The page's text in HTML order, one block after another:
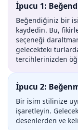
İpucu 1:
Beğendiğiniz bir
kaydedin. Bu,
seçeneği
gelecekteki
tercihlerinizden
İpucu 2:
Bir isim stilinize
işaretleyin.
desenlerden ve